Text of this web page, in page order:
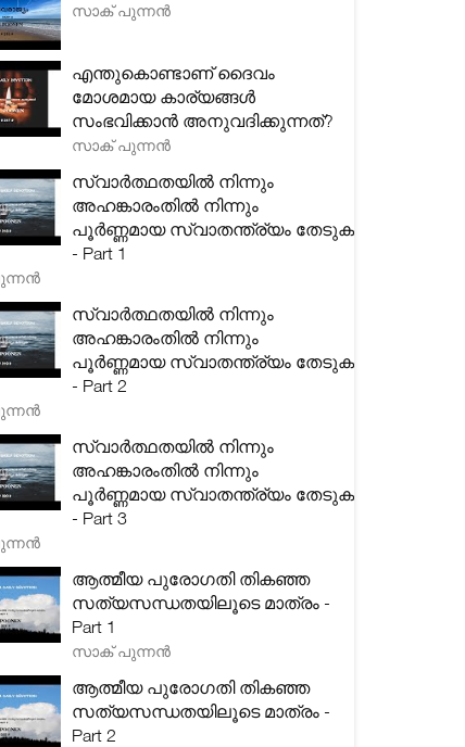
സാക് പുന്നൻ
എന്തുകൊണ്ടാണ് ദൈവം
മോശമായ കാര്യങ്ങൾ
സംഭവിക്കാൻ അനുവദിക്കുന്നത്?
സാക് പുന്നൻ
സ്വാർത്ഥതയിൽ നിന്നും
അഹങ്കാരംതിൽ നിന്നും
പൂർണ്ണമായ സ്വാതന്ത്ര്യം തേടുക
- Part 1
സ്വാർത്ഥതയിൽ നിന്നും
അഹങ്കാരംതിൽ നിന്നും
പൂർണ്ണമായ സ്വാതന്ത്ര്യം തേടുക
- Part 2
സ്വാർത്ഥതയിൽ നിന്നും
അഹങ്കാരംതിൽ നിന്നും
പൂർണ്ണമായ സ്വാതന്ത്ര്യം തേടുക
- Part 3
ആത്മീയ പുരോഗതി തികഞ്ഞ
സത്യസന്ധതയിലൂടെ മാത്രം -
Part 1
സാക് പുന്നൻ
ആത്മീയ പുരോഗതി തികഞ്ഞ
സത്യസന്ധതയിലൂടെ മാത്രം -
Part 2